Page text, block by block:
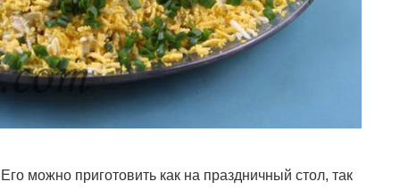
можно приготовить как на праздничный стол, так